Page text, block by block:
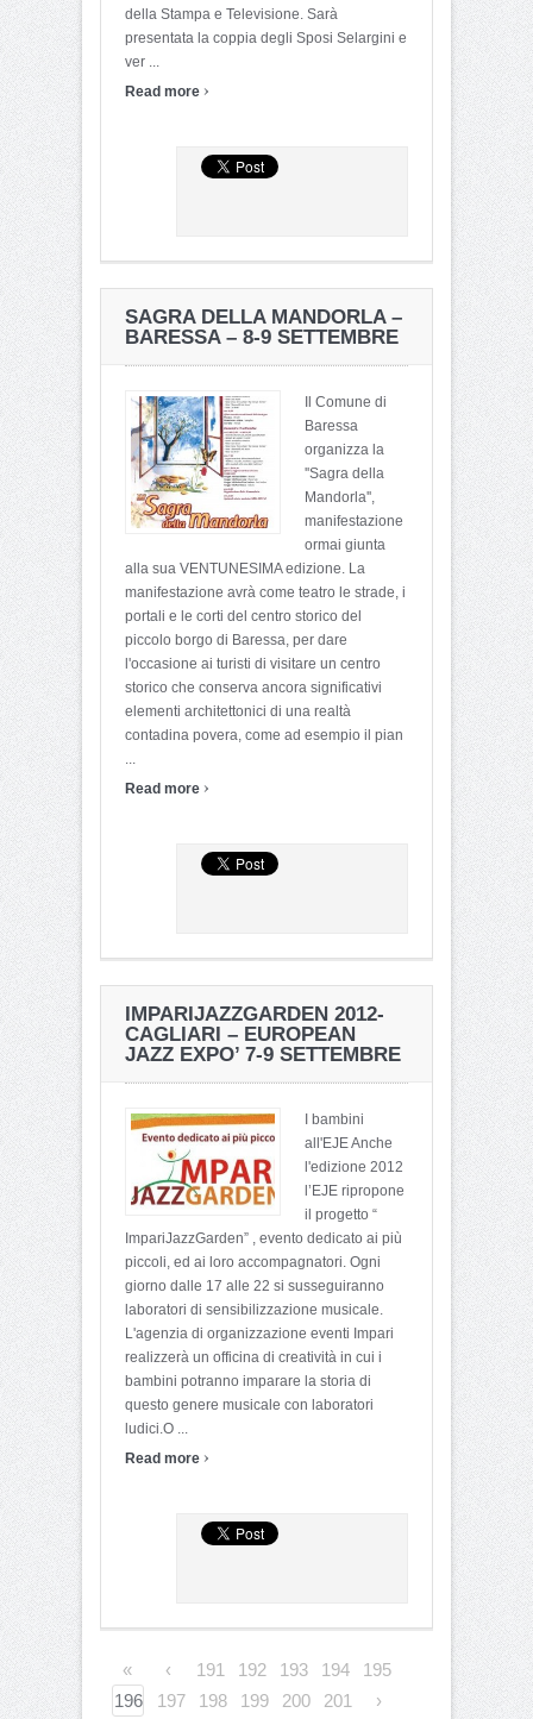
della Stampa e Televisione. Sarà
presentata la coppia degli Sposi Selargini e
ver ...
Read more ›
SAGRA DELLA MANDORLA –
BARESSA – 8-9 SETTEMBRE
Il Comune di
Baressa
organizza la
''Sagra della
Mandorla'',
manifestazione
ormai giunta
alla sua VENTUNESIMA edizione. La
manifestazione avrà come teatro le strade, i
portali e le corti del centro storico del
piccolo borgo di Baressa, per dare
l'occasione ai turisti di visitare un centro
storico che conserva ancora significativi
elementi architettonici di una realtà
contadina povera, come ad esempio il pian
...
Read more ›
IMPARIJAZZGARDEN 2012-
CAGLIARI – EUROPEAN
JAZZ EXPO’ 7-9 SETTEMBRE
I bambini
all'EJE Anche
l'edizione 2012
l’EJE ripropone
il progetto “
ImpariJazzGarden” , evento dedicato ai più
piccoli, ed ai loro accompagnatori. Ogni
giorno dalle 17 alle 22 si susseguiranno
laboratori di sensibilizzazione musicale.
L'agenzia di organizzazione eventi Impari
realizzerà un officina di creatività in cui i
bambini potranno imparare la storia di
questo genere musicale con laboratori
ludici.O ...
Read more ›
« ‹ 191 192 193 194
195
196
197 198 199 200 201
›